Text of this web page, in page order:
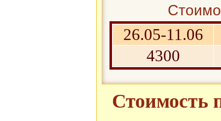
26.05-11.06
4300
Стоимость